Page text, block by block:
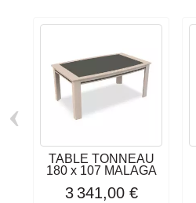
TABLE TONNEAU
180 x 107 MALAGA
3 341,00 €
‹